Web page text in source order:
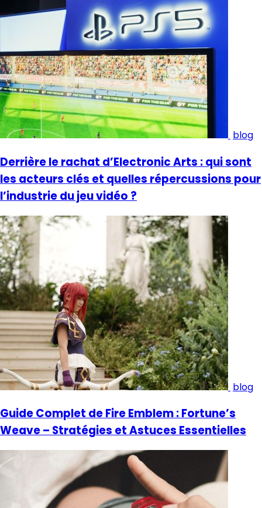
blog
Derrière le rachat d’Electronic Arts : qui sont
les acteurs clés et quelles répercussions pour
l’industrie du jeu vidéo ?
blog
Guide Complet de Fire Emblem : Fortune’s
Weave – Stratégies et Astuces Essentielles